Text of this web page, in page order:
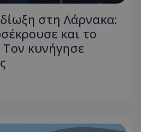
στη Λάρνακα:
και το
κυνήγησε